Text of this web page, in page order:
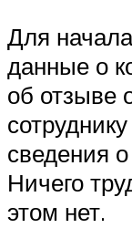
Для
данные о
об отзыве
сведения
Ничего
этом нет.